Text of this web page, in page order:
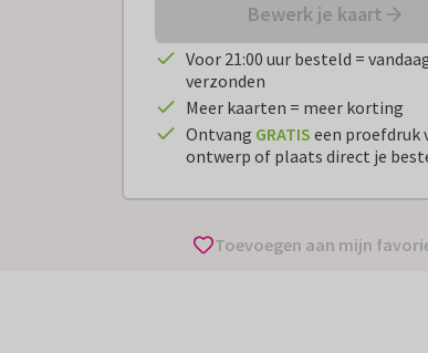
Bewerk je kaart
Voor 21:00 uur besteld =
verzonden
Meer kaarten = meer korting
Ontvang GRATIS een proefdruk
ontwerp of plaats direct je
Toevoegen aan mijn